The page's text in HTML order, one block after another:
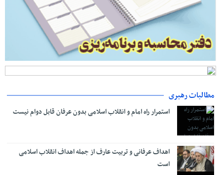
مطالبات رهبری
استمرار راه امام و انقلاب اسلامی بدون عرفان قابل دوام نیست
اهداف عرفانی و تربیت عارف از جمله اهداف انقلاب اسلامی
است